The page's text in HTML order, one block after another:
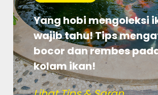
Yang hobi mengoleksi
wajib tahu! Tips
bocor dan rembes
kolam ikan!